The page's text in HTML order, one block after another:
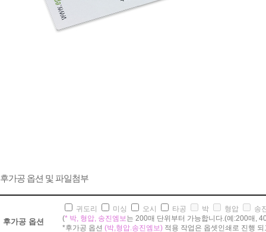
후가공 옵션 및 파일첨부
후가공 옵션
귀도리 미싱 오시 타공 박 형압
송
(* 박, 형압, 송진엠보는 200매 단위부터 가능합니다.(예:200매,
*후가공 옵션 (박,형압.송진엠보) 적용 작업은 옵셋인쇄로 진행